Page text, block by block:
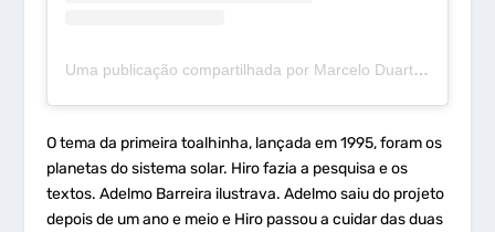
Uma publicação compartilhada por Marcelo Duarte (@mdcurioso)
O tema da primeira toalhinha, lançada em 1995, foram os
planetas do sistema solar. Hiro fazia a pesquisa e os
textos. Adelmo Barreira ilustrava. Adelmo saiu do projeto
depois de um ano e meio e Hiro passou a cuidar das duas